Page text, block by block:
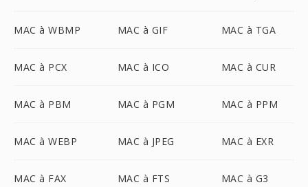
MAC à WBMP MAC à GIF MAC à TGA
MAC à PCX MAC à ICO MAC à CUR
MAC à PBM MAC à PGM MAC à PPM
MAC à WEBP MAC à JPEG MAC à EXR
MAC à FAX MAC à FTS MAC à G3